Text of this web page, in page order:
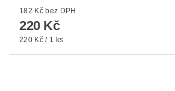
182 Kč bez DPH
220 Kč
220 Kč / 1 ks